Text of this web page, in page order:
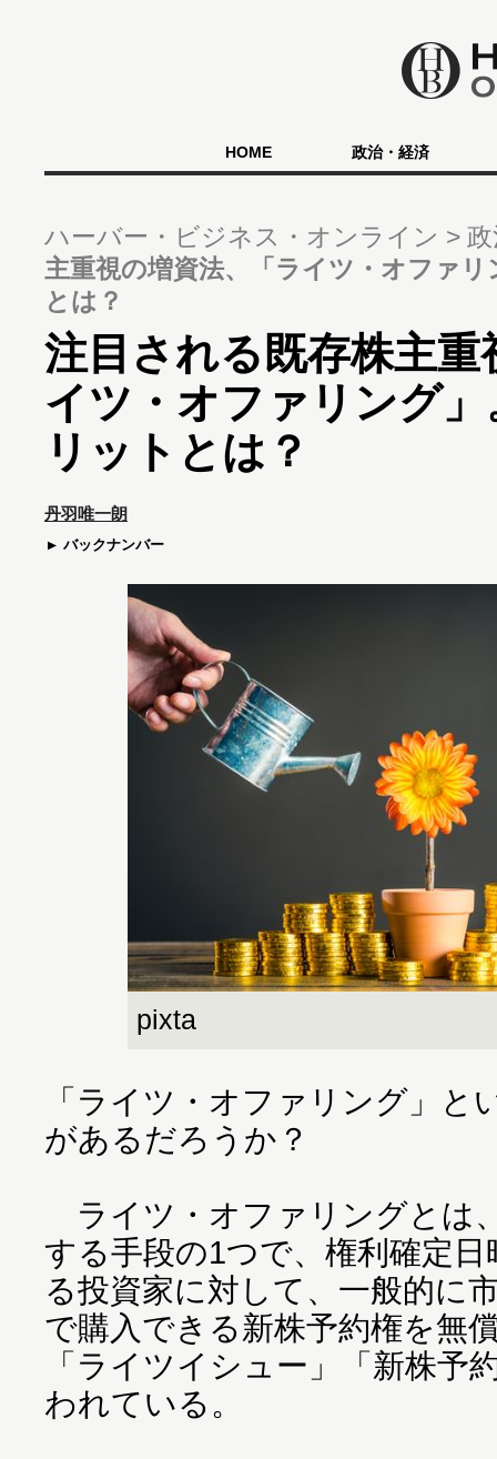
HOME 政治・経済
ハーバー・ビジネス・オンライン
主重視の増資法、「ライツ・オファ
とは？
注目される既存株主
イツ・オファリング
リットとは？
丹羽唯一朗
バックナンバー
pixta
「ライツ・オファリング」と
があるだろうか？
ライツ・オファリングとは
する手段の1つで、権利確定
る投資家に対して、一般的に
で購入できる新株予約権を無
「ライツイシュー」「新株予
われている。